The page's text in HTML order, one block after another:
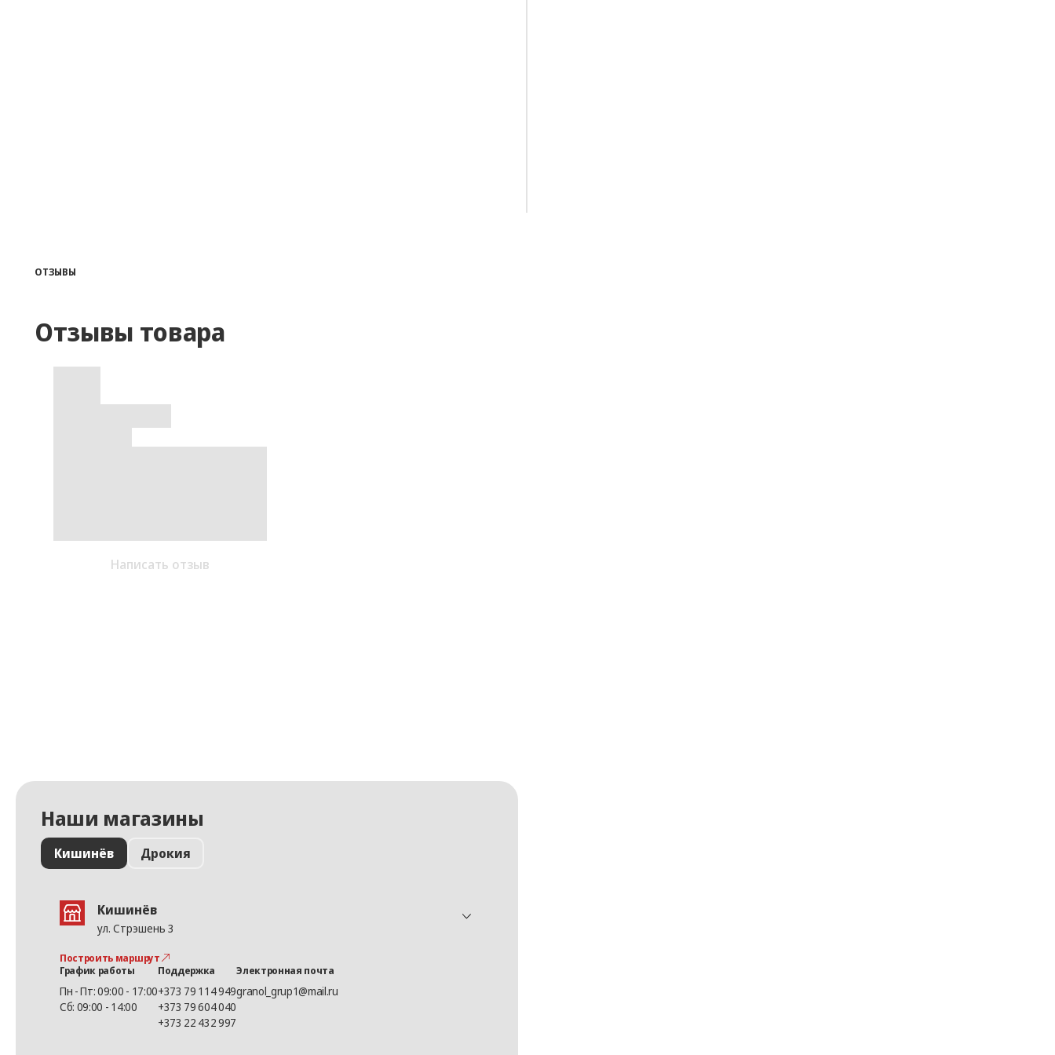
ОТЗЫВЫ
Отзывы товара
Написать отзыв
Наши магазины
Кишинёв Дрокия
Кишинёв
ул. Стрэшень 3
Построить маршрут
График работы
Пн - Пт: 09:00 - 17:00
Сб: 09:00 - 14:00
Поддержка
+373 79 114 949
+373 79 604 040
+373 22 432 997
Электронная почта
granol_grup1@mail.ru